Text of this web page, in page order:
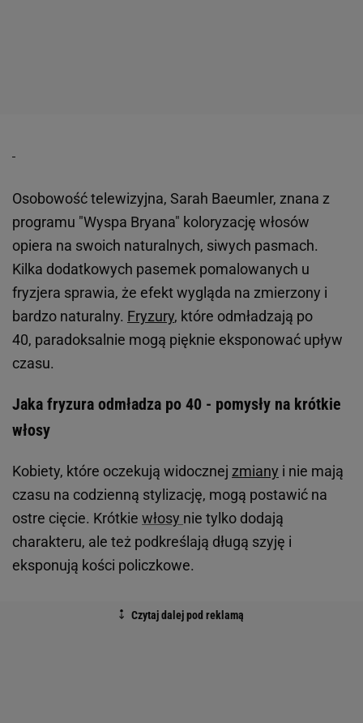
Osobowość telewizyjna, Sarah Baeumler, znana z
programu "Wyspa Bryana" koloryzację włosów
opiera na swoich naturalnych, siwych pasmach.
Kilka dodatkowych pasemek pomalowanych u
fryzjera sprawia, że efekt wygląda na zmierzony i
bardzo naturalny. Fryzury, które odmładzają po
40, paradoksalnie mogą pięknie eksponować upływ
czasu.
Jaka fryzura odmładza po 40 - pomysły na krótkie
włosy
Kobiety, które oczekują widocznej zmiany i nie mają
czasu na codzienną stylizację, mogą postawić na
ostre cięcie. Krótkie włosy nie tylko dodają
charakteru, ale też podkreślają długą szyję i
eksponują kości policzkowe.